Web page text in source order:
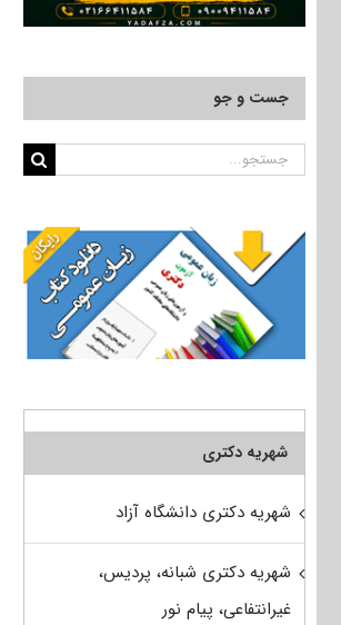
جست و جو
جستجو
شهریه دکتری
شهریه دکتری دانشگاه آزاد
شهریه دکتری شبانه، پردیس،
غیرانتفاعی، پیام نور